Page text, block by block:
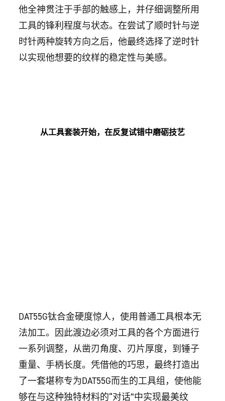
他全神贯注于手部的触感上，并仔细调整所用
工具的锋利程度与状态。在尝试了顺时针与逆
时针两种旋转方向之后，他最终选择了逆时针
以实现他想要的纹样的稳定性与美感。
从工具套装开始，在反复试错中磨砺技艺
DAT55G钛合金硬度惊人，使用普通工具根本无
法加工。因此渡边必须对工具的各个方面进行
一系列调整，从凿刃角度、刃片厚度，到锤子
重量、手柄长度。凭借他的巧思，最终打造出
了一套堪称专为DAT55G而生的工具组，使他能
够在与这种独特材料的“对话”中实现最美纹